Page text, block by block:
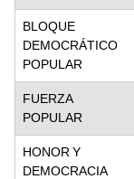
BLOQUE
DEMOCRÁTICO
POPULAR
FUERZA
POPULAR
HONOR Y
DEMOCRACIA